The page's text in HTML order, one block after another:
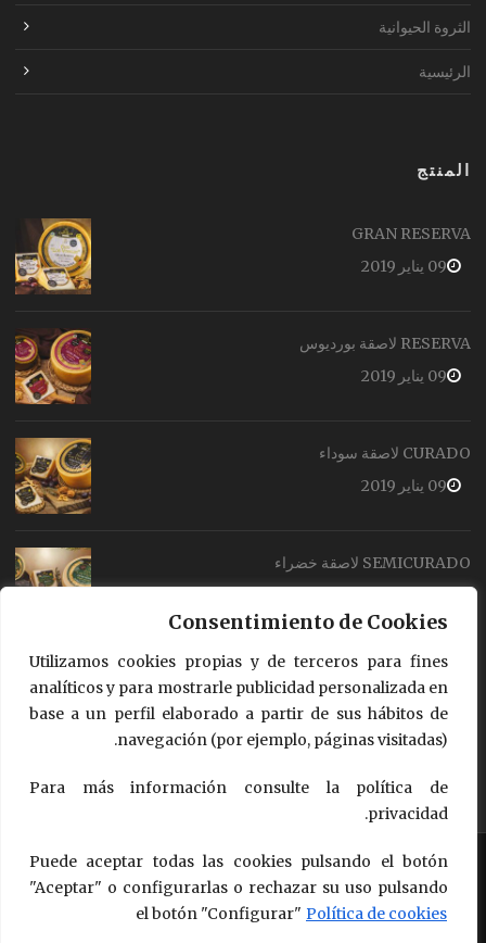
Consentimiento de Cookies
Utilizamos cookies propias y de terceros para fines
analíticos y para mostrarle publicidad personalizada en
base a un perfil elaborado a partir de sus hábitos de
navegación (por ejemplo, páginas visitadas).
Para más información consulte la política de
privacidad.
Puede aceptar todas las cookies pulsando el botón
"Aceptar" o configurarlas o rechazar su uso pulsando
el botón "Configurar" Política de cookies
الثروة الحيوانية
الرئيسية
المنتج
GRAN RESERVA
09 يناير 2019
RESERVA لاصقة بورديوس
09 يناير 2019
CURADO لاصقة سوداء
09 يناير 2019
SEMICURADO لاصقة خضراء
TIERNO لاصقة زرقاء
04 يناير 2019
Copyright © 2018 - 2026Queso de Oveja Pago "Los Vivales"
Design by Questión de Imagen Comunicación